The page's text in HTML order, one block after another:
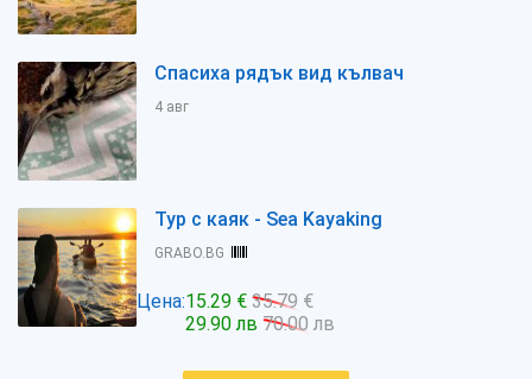
Спасиха рядък вид кълвач
4 авг
Тур с каяк - Sea Kayaking
GRABO.BG
Цена:15.29 € 35.79 €
29.90 лв 70.00 лв